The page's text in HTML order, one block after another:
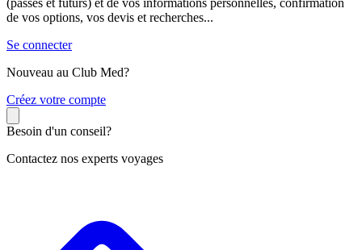
(passés et futurs) et de vos informations personnelles, confirmation
de vos options, vos devis et recherches...
Se connecter
Nouveau au Club Med?
Créez votre compte
Besoin d'un conseil?
Contactez nos experts voyages